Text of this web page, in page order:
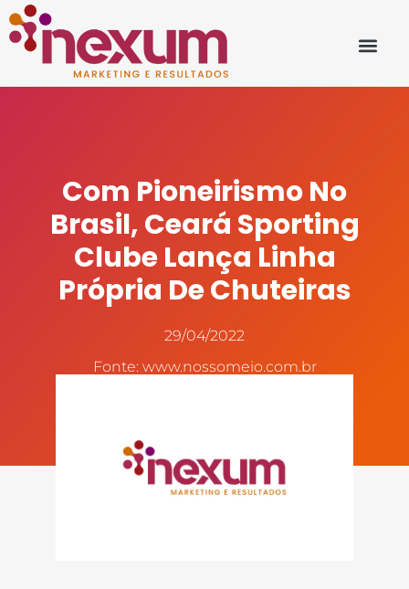
Com Pioneirismo No
Brasil, Ceará Sporting
Clube Lança Linha
Própria De Chuteiras
29/04/2022
Fonte: www.nossomeio.com.br